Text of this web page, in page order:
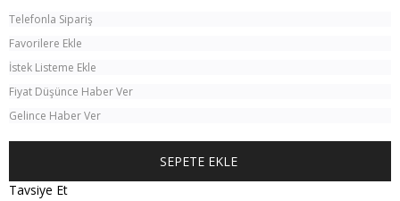
Telefonla Sipariş
Favorilere Ekle
İstek Listeme Ekle
Fiyat Düşünce Haber Ver
Gelince Haber Ver
Tavsiye Et